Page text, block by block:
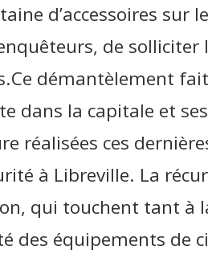
d’accessoires
de solliciter
démantèlement
dans la capitale et
réalisées ces
à Libreville. La
qui touchent tant à
des équipements de